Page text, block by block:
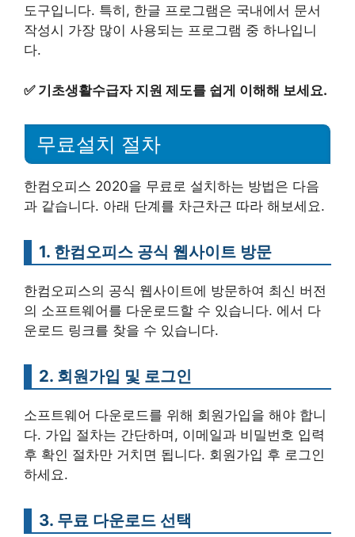
도구입니다. 특히, 한글 프로그램은 국내에서 문서
작성시 가장 많이 사용되는 프로그램 중 하나입니
다.
✅ 기초생활수급자 지원 제도를 쉽게 이해해 보세요.
무료설치 절차
한컴오피스 2020을 무료로 설치하는 방법은 다음
과 같습니다. 아래 단계를 차근차근 따라 해보세요.
1. 한컴오피스 공식 웹사이트 방문
한컴오피스의 공식 웹사이트에 방문하여 최신 버전
의 소프트웨어를 다운로드할 수 있습니다. 에서 다
운로드 링크를 찾을 수 있습니다.
2. 회원가입 및 로그인
소프트웨어 다운로드를 위해 회원가입을 해야 합니
다. 가입 절차는 간단하며, 이메일과 비밀번호 입력
후 확인 절차만 거치면 됩니다. 회원가입 후 로그인
하세요.
3. 무료 다운로드 선택